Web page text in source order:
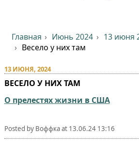
Главная Июнь 2024
13 июня
Весело у них там
13 ИЮНЯ, 2024
ВЕСЕЛО У НИХ ТАМ
О прелестях жизни в США
Posted by Воффкаat 13.06.24 13:16